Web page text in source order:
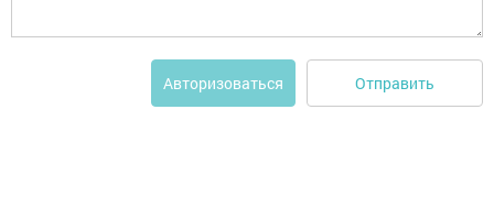
Авторизоваться Отправить